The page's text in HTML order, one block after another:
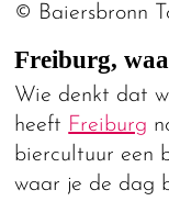
© Baiersbronn
Freiburg,
Wie denkt dat
heeft Freiburg
biercultuur een
waar je de dag